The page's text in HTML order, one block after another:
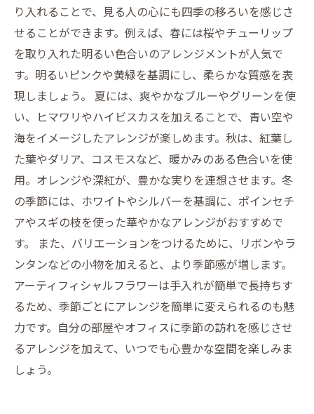
り入れることで、見る人の心にも四季の移ろいを感じさ
せることができます。例えば、春には桜やチューリップ
を取り入れた明るい色合いのアレンジメントが人気で
す。明るいピンクや黄緑を基調にし、柔らかな質感を表
現しましょう。 夏には、爽やかなブルーやグリーンを使
い、ヒマワリやハイビスカスを加えることで、青い空や
海をイメージしたアレンジが楽しめます。秋は、紅葉し
た葉やダリア、コスモスなど、暖かみのある色合いを使
用。オレンジや深紅が、豊かな実りを連想させます。冬
の季節には、ホワイトやシルバーを基調に、ポインセチ
アやスギの枝を使った華やかなアレンジがおすすめで
す。 また、バリエーションをつけるために、リボンやラ
ンタンなどの小物を加えると、より季節感が増します。
アーティフィシャルフラワーは手入れが簡単で長持ちす
るため、季節ごとにアレンジを簡単に変えられるのも魅
力です。自分の部屋やオフィスに季節の訪れを感じさせ
るアレンジを加えて、いつでも心豊かな空間を楽しみま
しょう。